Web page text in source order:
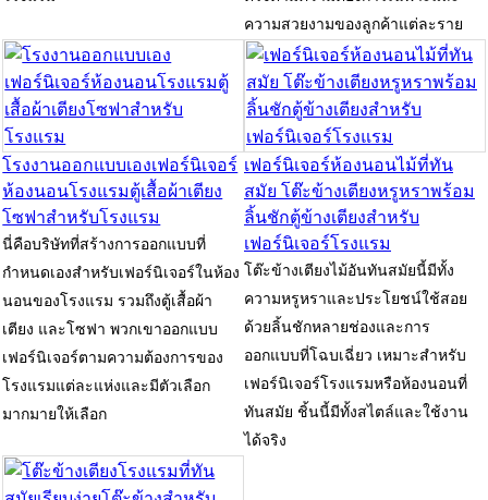
ความสวยงามของลูกค้าแต่ละราย
โรงงานออกแบบเองเฟอร์นิเจอร์
ห้องนอนโรงแรมตู้เสื้อผ้าเตียง
โซฟาสำหรับโรงแรม
นี่คือบริษัทที่สร้างการออกแบบที่
กำหนดเองสำหรับเฟอร์นิเจอร์ในห้อง
นอนของโรงแรม รวมถึงตู้เสื้อผ้า
เตียง และโซฟา พวกเขาออกแบบ
เฟอร์นิเจอร์ตามความต้องการของ
โรงแรมแต่ละแห่งและมีตัวเลือก
มากมายให้เลือก
เฟอร์นิเจอร์ห้องนอนไม้ที่ทัน
สมัย ​​โต๊ะข้างเตียงหรูหราพร้อม
ลิ้นชักตู้ข้างเตียงสำหรับ
เฟอร์นิเจอร์โรงแรม
โต๊ะข้างเตียงไม้อันทันสมัยนี้มีทั้ง
ความหรูหราและประโยชน์ใช้สอย
ด้วยลิ้นชักหลายช่องและการ
ออกแบบที่โฉบเฉี่ยว เหมาะสำหรับ
เฟอร์นิเจอร์โรงแรมหรือห้องนอนที่
ทันสมัย ​​ชิ้นนี้มีทั้งสไตล์และใช้งาน
ได้จริง